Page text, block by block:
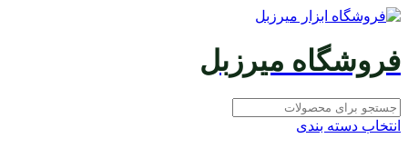
فروشگاه میرزبل
انتخاب دسته بندی